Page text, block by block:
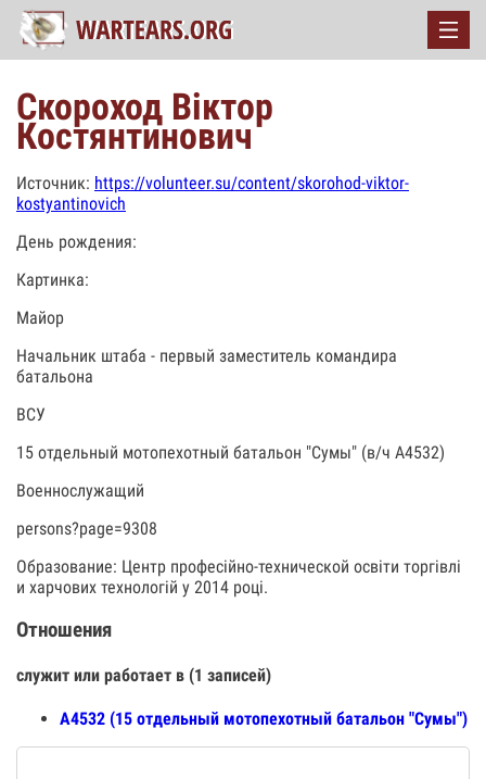
Скороход Віктор
Костянтинович
Источник: https://volunteer.su/content/skorohod-viktor-
kostyantinovich
День рождения:
Картинка:
Майор
Начальник штаба - первый заместитель командира
батальона
ВСУ
15 отдельный мотопехотный батальон "Сумы" (в/ч А4532)
Военнослужащий
persons?page=9308
Образование: Центр професійно-технической освіти торгівлі
и харчових технологій у 2014 році.
Отношения
служит или работает в (1 записей)
А4532 (15 отдельный мотопехотный батальон "Сумы")